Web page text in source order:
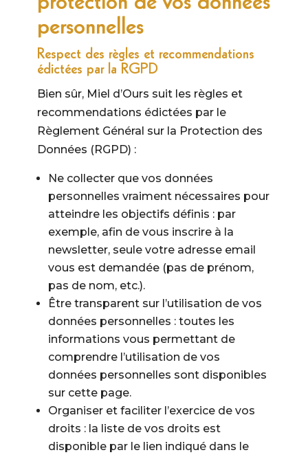
personnelles
Respect des règles et recommendations
édictées par la RGPD
Bien sûr, Miel d’Ours suit les règles et
recommendations édictées par le
Règlement Général sur la Protection des
Données (RGPD) :
Ne collecter que vos données
personnelles vraiment nécessaires pour
atteindre les objectifs définis : par
exemple, afin de vous inscrire à la
newsletter, seule votre adresse email
vous est demandée (pas de prénom,
pas de nom, etc.).
Être transparent sur l’utilisation de vos
données personnelles : toutes les
informations vous permettant de
comprendre l’utilisation de vos
données personnelles sont disponibles
sur cette page.
Organiser et faciliter l’exercice de vos
droits : la liste de vos droits est
disponible par le lien indiqué dans le